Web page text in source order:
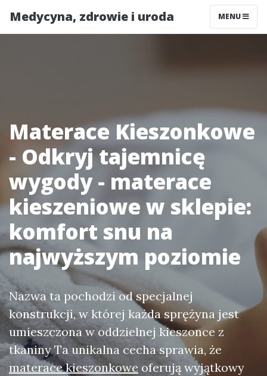
Medycyna, zdrowie i uroda MENU
Materace Kieszonkowe
- Odkryj tajemnicę
wygody - materace
kieszeniowe w sklepie:
komfort snu na
najwyższym poziomie
Nazwa ta pochodzi od specjalnej
konstrukcji, w której każda sprężyna jest
umieszczona w oddzielnej kieszonce z
tkaniny Ta unikalna cecha sprawia, że
materace kieszonkowe oferują wyjątkowy